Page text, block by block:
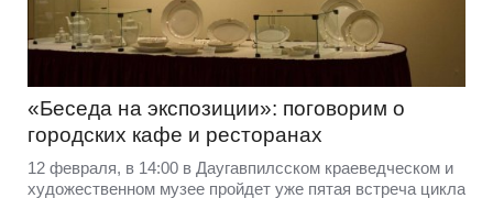
«Беседа на экспозиции»: поговорим о
городских кафе и ресторанах
12 февраля, в 14:00 в Даугавпилсском краеведческом и
художественном музее пройдет уже пятая встреча цикла